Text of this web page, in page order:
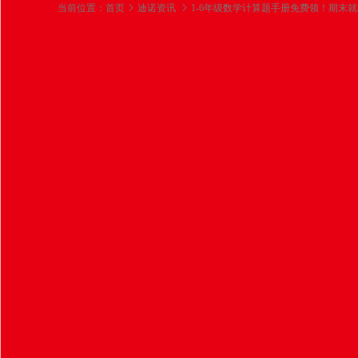
当前位置： 首页 迪诺资讯 1-6年级数学计算题手册免费领！期末就